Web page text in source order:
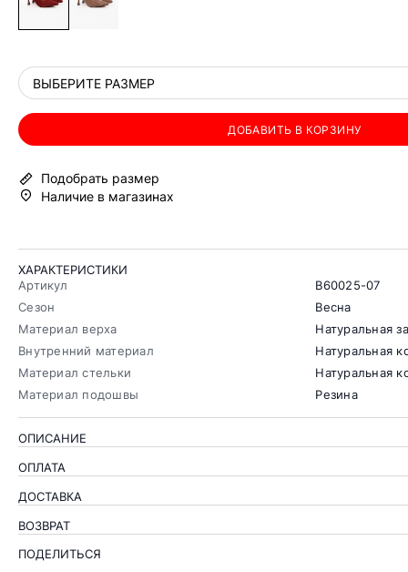
ВЫБЕРИТЕ РАЗМЕР
ДОБАВИТЬ В КОРЗИНУ
Подобрать размер
Наличие в магазинах
ХАРАКТЕРИСТИКИ
Артикул
B60025-07
Сезон
Весна
Материал верха
Натуральная
Внутренний материал
Натуральная
Материал стельки
Натуральная
Материал подошвы
Резина
ОПИСАНИЕ
ОПЛАТА
ДОСТАВКА
ВОЗВРАТ
ПОДЕЛИТЬСЯ